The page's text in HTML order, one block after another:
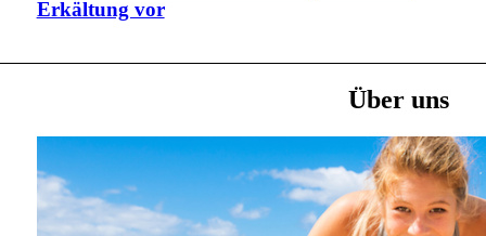
Erkältung vor
Über uns